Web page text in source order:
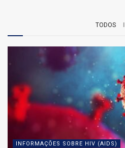
TODOS
INFORMAÇÕES SOBRE HIV (AIDS)